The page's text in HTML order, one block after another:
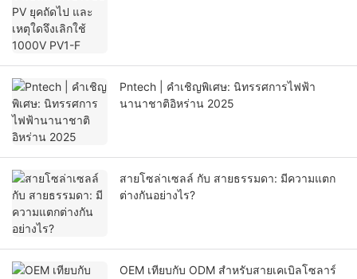
Pntech | คำเชิญพิเศษ: นิทรรศการไฟฟ้า
นานาชาติอิหร่าน 2025
สายโซล่าเซลล์ กับ สายธรรมดา: มีความแตก
ต่างกันอย่างไร?
OEM เทียบกับ ODM สำหรับสายเคเบิลโซลาร์